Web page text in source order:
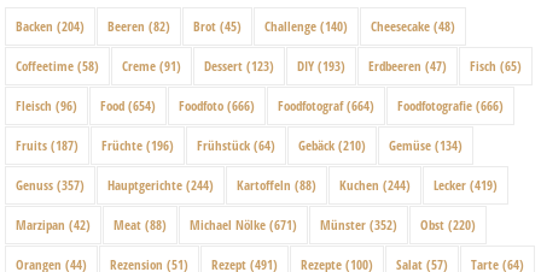
Backen (204) Beeren (82) Brot (45) Challenge (140) Cheesecake (48)
Coffeetime (58) Creme (91) Dessert (123) DIY (193) Erdbeeren (47) Fisch (65)
Fleisch (96) Food (654) Foodfoto (666) Foodfotograf(664) Foodfotografie (666)
Fruits (187) Früchte (196) Frühstück (64) Gebäck (210) Gemüse (134)
Genuss (357) Hauptgerichte (244) Kartoffeln (88) Kuchen (244) Lecker (419)
Marzipan (42) Meat (88) Michael Nölke (671) Münster (352) Obst (220)
Orangen (44) Rezension (51) Rezept (491) Rezepte (100) Salat (57) Tarte (64)